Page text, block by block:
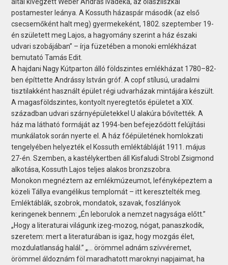
postamester leánya. A Kossuth házaspár második (az első
csecsemőként halt meg) gyermekeként, 1802. szeptember 19-
én született meg Lajos, a hagyomány szerint a ház északi
udvari szobájában” – írja füzetében a monoki emlékházat
bemutató Tamás Edit.
A hajdani Nagy Kútparton álló földszintes emlékházat 1780–82-
ben építtette Andrássy István gróf. A copf stílusú, uradalmi
tisztilakként használt épület régi udvarházak mintájára készült.
A magasföldszintes, kontyolt nyeregtetős épületet a XIX.
században udvari szárnyépületekkel U alakúra bővítették. A
ház ma látható formáját az 1994-ben befejeződött felújítási
munkálatok során nyerte el. A ház főépületének homlokzati
tengelyében helyezték el Kossuth emléktábláját 1911. május
27-én. Szemben, a kastélykertben áll Kisfaludi Strobl Zsigmond
alkotása, Kossuth Lajos teljes alakos bronzszobra.
Monokon megnéztem az emlékmúzeumot, lefényképeztem a
közeli Tállya evangélikus templomát – itt keresztelték meg.
Emléktáblák, szobrok, mondatok, szavak, foszlányok
keringenek bennem: „Én leborulok a nemzet nagysága előtt.”
„Hogy a literaturai világunk izeg-mozog, nógat, panaszkodik,
szeretem: mert a literaturában is igaz, hogy mozgás élet,
mozdulatlanság halál.” „… örömmel adnám szívvéremet,
örömmel áldoznám föl maradhatott maroknyi napjaimat, ha